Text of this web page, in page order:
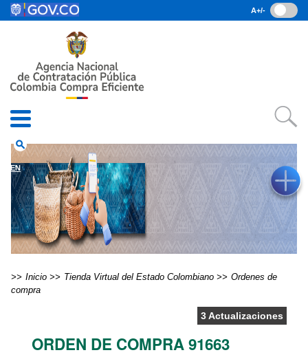
Pasar al contenido principal
• Consulta RUES
• Preguntas Frecuentes
search
EN
A+/-
Inicio Tienda Virtual del Estado Colombiano
Ordenes de
compra
3 Actualizaciones
ORDEN DE COMPRA 91663